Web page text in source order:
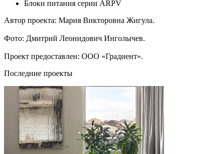
Блоки питания серии ARPV
Автор проекта: Мария Викторовна Жигула.
Фото: Дмитрий Леонидович Инголычев.
Проект предоставлен: ООО «Градиент».
Последние проекты